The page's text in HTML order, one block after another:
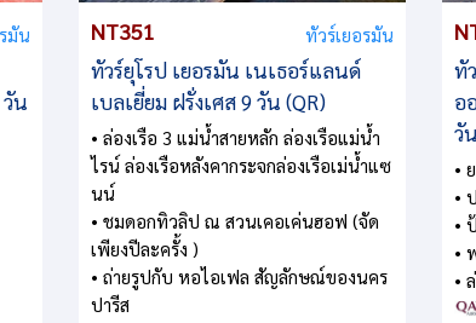
มัน
น
NT351 ทัวร์เยอรมัน
ทัวร์ยุโรป เยอรมัน เนเธอร์แลนด์
เบลเยี่ยม ฝรั่งเศส 9 วัน (QR)
• ล่องเรือ 3 แม่น้ำสายหลัก ล่องเรือแม่น้ำ
ไรน์ ล่องเรือหลังคากระจกล่องเรือเม่น้ำแซ
นน์
• ชมดอกทิวลิป ณ สวนเคอเค่นฮอฟ (จัด
เพียงปีละครั้ง )
• ถ่ายรูปกับ หอไอเฟล สัญลักษณ์ของนคร
ปารีส
ทั
อ
วั
•
•
•
•
•